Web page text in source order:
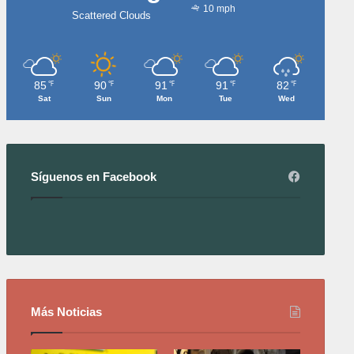
Scattered Clouds
10 mph
85 ℉
Sat
90 ℉
Sun
91 ℉
Mon
91 ℉
Tue
82 ℉
Wed
Síguenos en Facebook
Más Noticias